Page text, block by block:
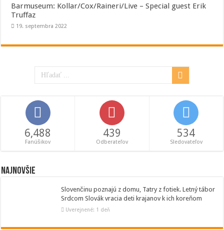
Barmuseum: Kollar/Cox/Raineri/Live – Special guest Erik
Truffaz
19. septembra 2022
6,488
Fanúšikov
439
Odberateľov
534
Sledovateľov
Najnovšie
Slovenčinu poznajú z domu, Tatry z fotiek. Letný tábor
Srdcom Slovák vracia deti krajanov k ich koreňom
Uverejnené: 1 deň